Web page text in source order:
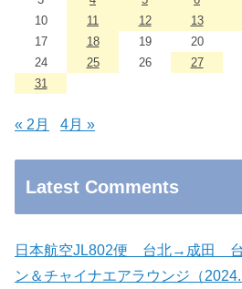
10
11 12 13
17
18 19 20
24
25 26 27
31
« 2月 4月 »
Latest Comments
日本航空JL802便 台北→成田 台
ン＆チャイナエアラウンジ（